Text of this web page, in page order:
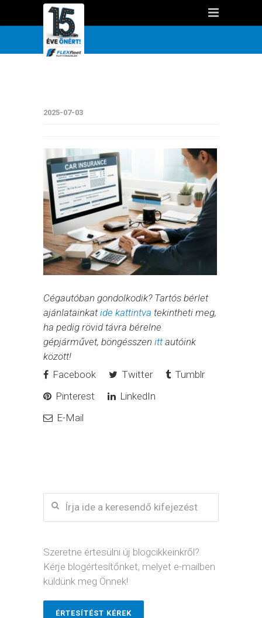
2025-07-03
Cégautóban gondolkodik? Tartós bérlet
ajánlatainkatide kattintva tekintheti meg,
ha pedig rövid távra bérelne
gépjárművet, böngésszen ittautóink
között!
Facebook
Twitter
Tumblr
Pinterest
LinkedIn
E-Mail
Szeretne értesülni új blogcikkeinkről?
Kérje blogértesítőnket, melyet e-mailben
küldünk meg Önnek!
ÉRTESÍTÉST KÉREK